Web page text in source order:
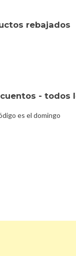
rebajados
- todos
es el domingo